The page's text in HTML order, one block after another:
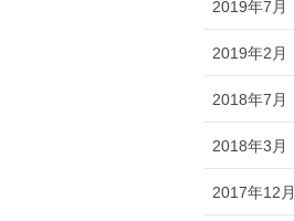
2019年7月
2019年2月
2018年7月
2018年3月
2017年12月